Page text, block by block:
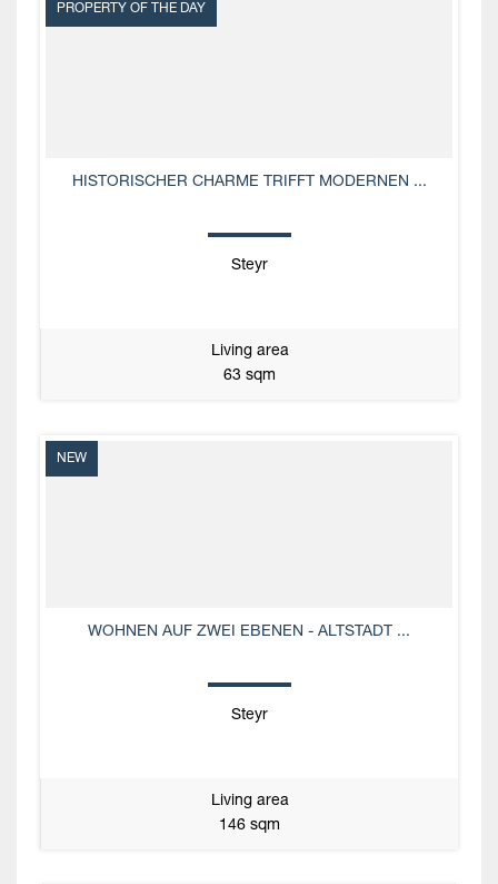
PROPERTY OF THE DAY
HISTORISCHER CHARME TRIFFT MODERNEN ...
Steyr
Living area
63 sqm
NEW
WOHNEN AUF ZWEI EBENEN - ALTSTADT ...
Steyr
Living area
146 sqm